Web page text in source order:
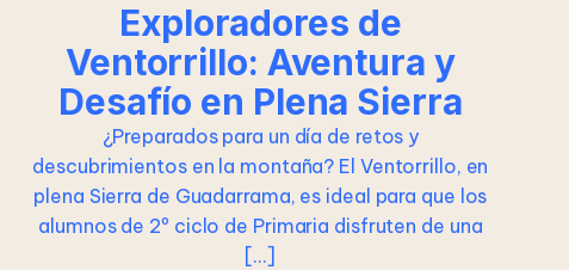
Exploradores de
Ventorrillo: Aventura y
Desafío en Plena Sierra
¿Preparados para un día de retos y
descubrimientos en la montaña? El Ventorrillo, en
plena Sierra de Guadarrama, es ideal para que los
alumnos de 2º ciclo de Primaria disfruten de una
[…]